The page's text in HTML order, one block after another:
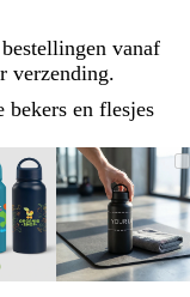
vanaf
verzending.
bekers en flesjes
tot
Klik
om
uit
te
vouwen
plus-
en
om
te